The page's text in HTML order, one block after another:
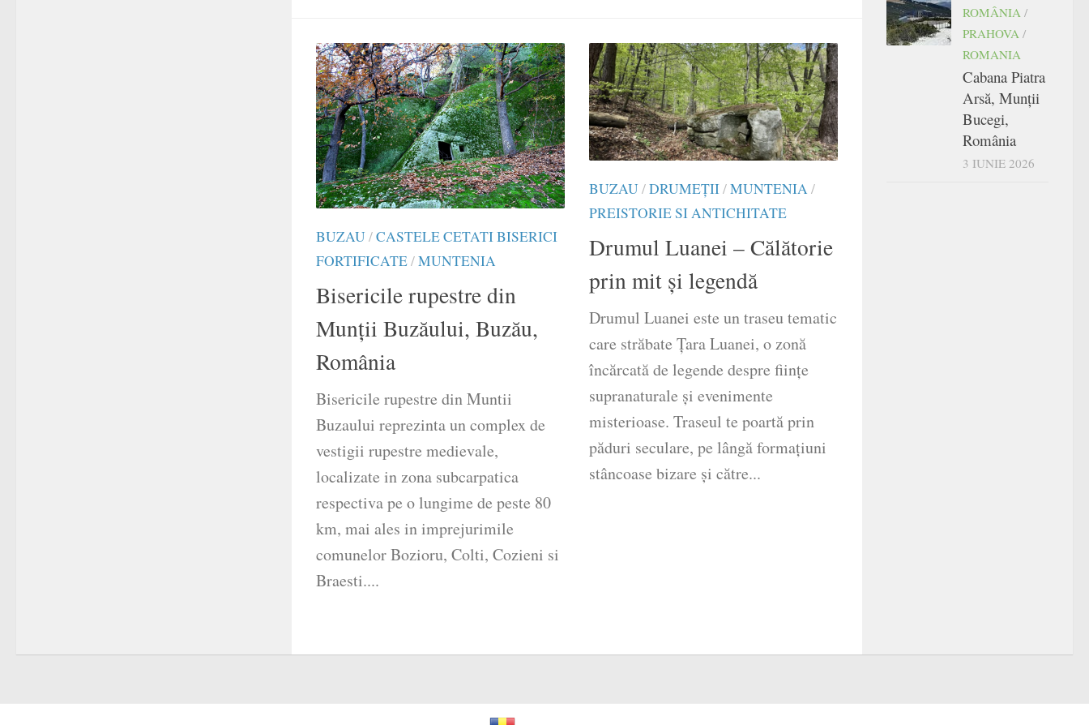
BUZAU/CASTELE CETATI BISERICI
FORTIFICATE/MUNTENIA
Bisericile rupestre din
Munții Buzăului, Buzău,
România
Bisericile rupestre din Muntii
Buzaului reprezinta un complex de
vestigii rupestre medievale,
localizate in zona subcarpatica
respectiva pe o lungime de peste 80
km, mai ales in imprejurimile
comunelor Bozioru, Colti, Cozieni si
Braesti....
BUZAU/DRUMEŢII/MUNTENIA/
PREISTORIE SI ANTICHITATE
Drumul Luanei – Călătorie
prin mit și legendă
Drumul Luanei este un traseu tematic
care străbate Țara Luanei, o zonă
încărcată de legende despre ființe
supranaturale și evenimente
misterioase. Traseul te poartă prin
păduri seculare, pe lângă formațiuni
stâncoase bizare și către...
ROMÂNIA /
PRAHOVA /
ROMANIA
Cabana Piatra
Arsă, Munții
Bucegi,
România
3 IUNIE 2026